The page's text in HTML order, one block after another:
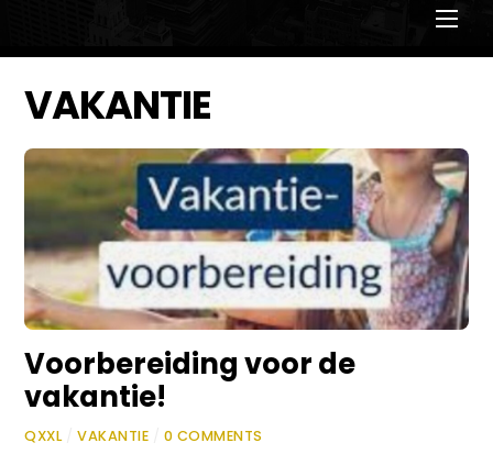
VAKANTIE
Voorbereiding voor de
vakantie!
QXXL VAKANTIE 0 COMMENTS